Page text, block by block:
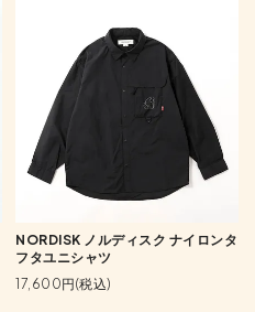
NORDISK ノルディスク ナイロンタ
フタユニシャツ
17,600円(税込)